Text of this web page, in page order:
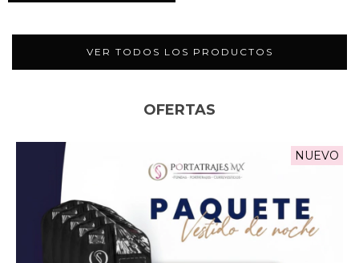
VER TODOS LOS PRODUCTOS
OFERTAS
NUEVO